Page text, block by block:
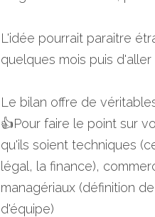
L'idée pourrait paraitre
quelques mois puis
Le bilan offre de
👍Pour faire le point sur
qu'ils soient techniques
légal, la finance),
managériaux (définition
d'équipe)